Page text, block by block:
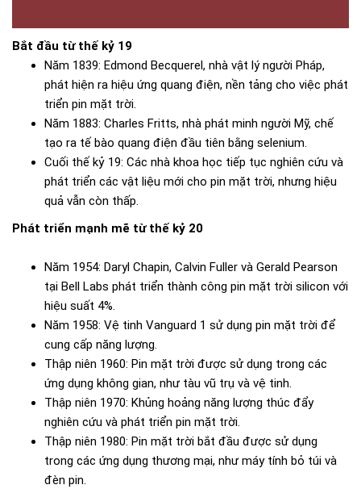
Bắt đầu từ thế kỷ 19
Năm 1839: Edmond Becquerel, nhà vật lý người Pháp,
phát hiện ra hiệu ứng quang điện, nền tảng cho việc phát
triển pin mặt trời.
Năm 1883: Charles Fritts, nhà phát minh người Mỹ, chế
tạo ra tế bào quang điện đầu tiên bằng selenium.
Cuối thế kỷ 19: Các nhà khoa học tiếp tục nghiên cứu và
phát triển các vật liệu mới cho pin mặt trời, nhưng hiệu
quả vẫn còn thấp.
Phát triển mạnh mẽ từ thế kỷ 20
Năm 1954: Daryl Chapin, Calvin Fuller và Gerald Pearson
tại Bell Labs phát triển thành công pin mặt trời silicon với
hiệu suất 4%.
Năm 1958: Vệ tinh Vanguard 1 sử dụng pin mặt trời để
cung cấp năng lượng.
Thập niên 1960: Pin mặt trời được sử dụng trong các
ứng dụng không gian, như tàu vũ trụ và vệ tinh.
Thập niên 1970: Khủng hoảng năng lượng thúc đẩy
nghiên cứu và phát triển pin mặt trời.
Thập niên 1980: Pin mặt trời bắt đầu được sử dụng
trong các ứng dụng thương mại, như máy tính bỏ túi và
đèn pin.